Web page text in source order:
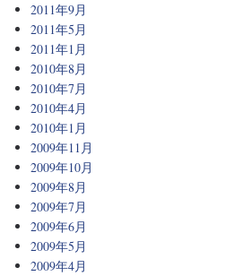
2011年9月
2011年5月
2011年1月
2010年8月
2010年7月
2010年4月
2010年1月
2009年11月
2009年10月
2009年8月
2009年7月
2009年6月
2009年5月
2009年4月